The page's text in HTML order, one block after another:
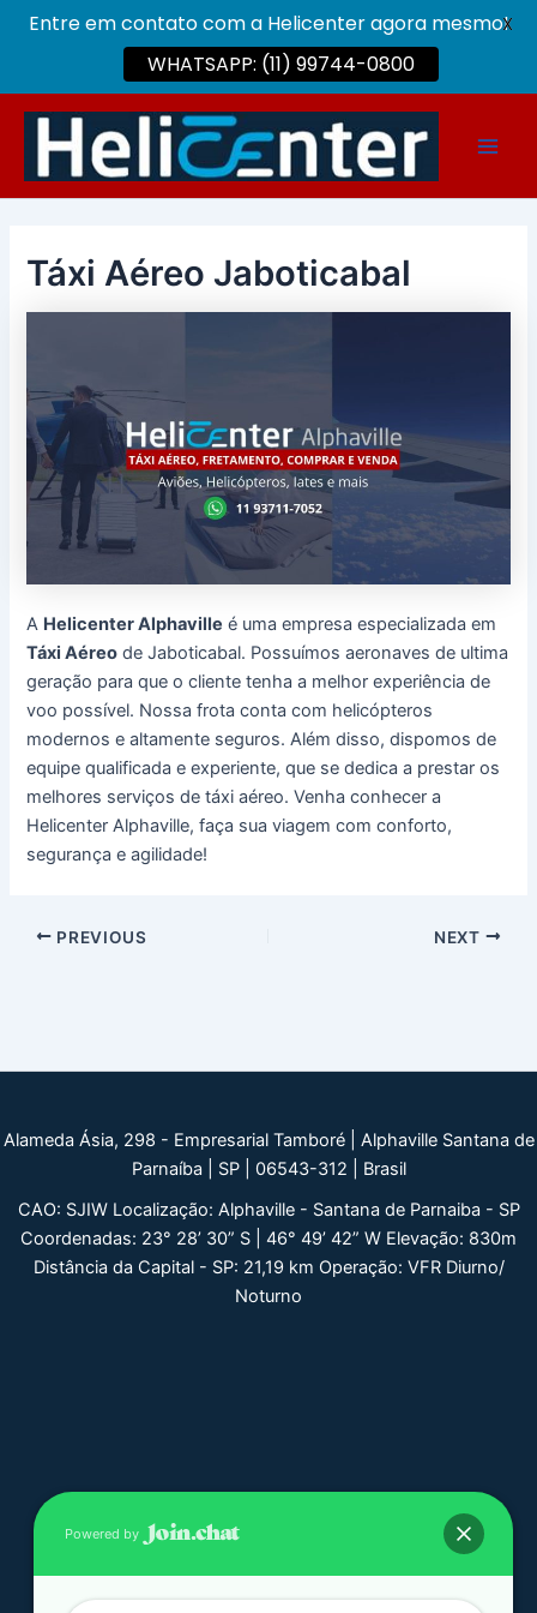
conteúdo
Táxi Aéreo Jaboticabal
A Helicenter Alphaville é uma empresa especializada em
Táxi Aéreo de Jaboticabal. Possuímos aeronaves de ultima
geração para que o cliente tenha a melhor experiência de
voo possível. Nossa frota conta com helicópteros
modernos e altamente seguros. Além disso, dispomos de
equipe qualificada e experiente, que se dedica a prestar os
melhores serviços de táxi aéreo. Venha conhecer a
Helicenter Alphaville, faça sua viagem com conforto,
segurança e agilidade!
Post
PREVIOUS NEXT
Alameda Ásia, 298 - Empresarial Tamboré | Alphaville Santana de
Parnaíba | SP | 06543-312 | Brasil
CAO: SJIW Localização: Alphaville - Santana de Parnaiba - SP
Coordenadas: 23° 28’ 30” S | 46° 49’ 42” W Elevação: 830m
Distância da Capital - SP: 21,19 km Operação: VFR Diurno/
Noturno
Entre em contato com a Helicenter agora mesmo!
WHATSAPP: (11) 99744-0800
X
Powered by